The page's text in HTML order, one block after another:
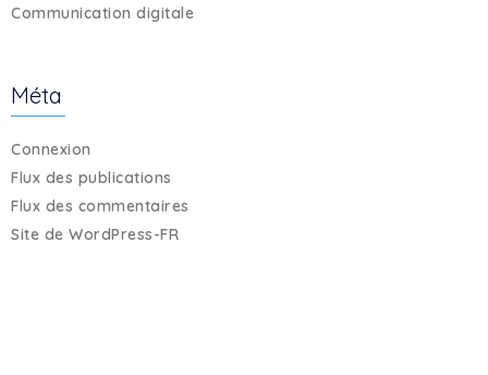
Communication digitale
Méta
Connexion
Flux des publications
Flux des commentaires
Site de WordPress-FR